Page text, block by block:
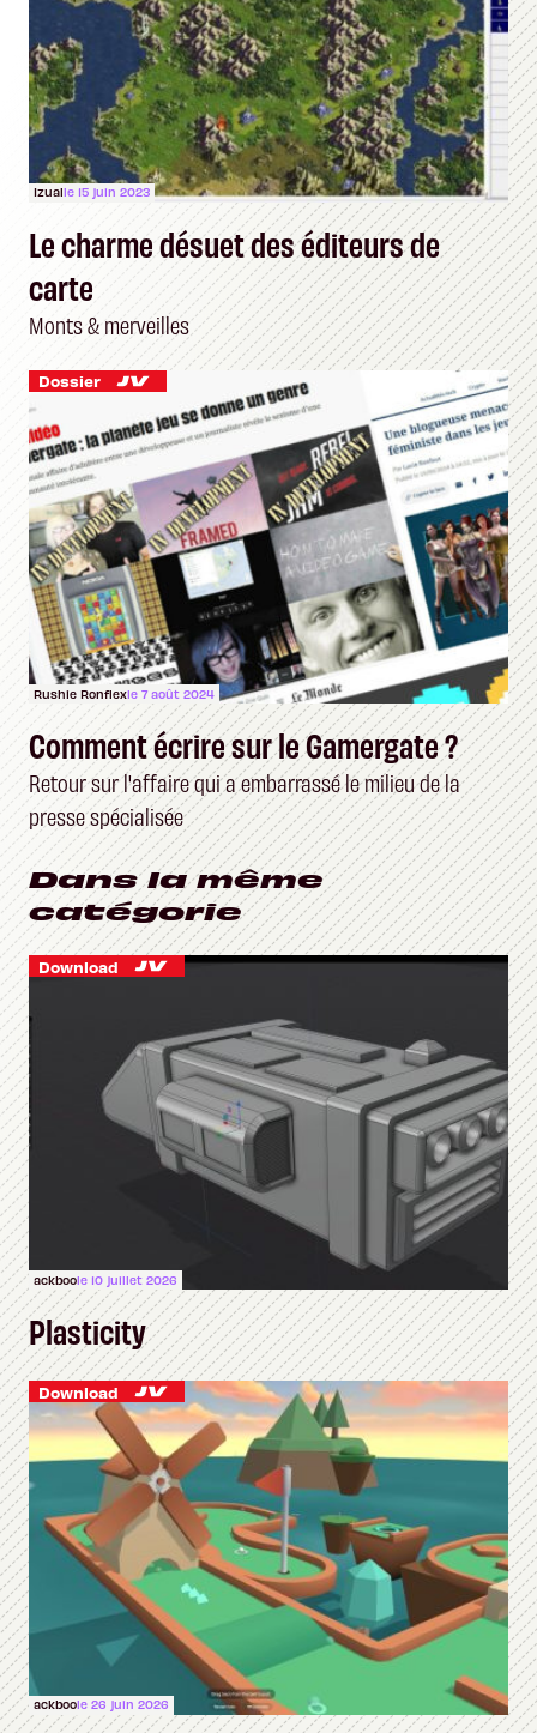
Izualle 15 juin 2023
Le charme désuet des éditeurs de
carte
Monts & merveilles
Dossier
Rushie Ronflexle 7 août 2024
Comment écrire sur le Gamergate ?
Retour sur l'affaire qui a embarrassé le milieu de la
presse spécialisée
Dans la même
catégorie
Download
ackboole 10 juillet 2026
Plasticity
Download
ackboole 26 juin 2026